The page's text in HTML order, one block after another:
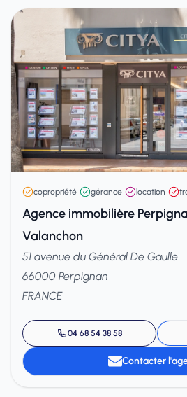
copropriété gérance location
Agence immobilière
Valanchon
51 avenue du Général De Gaulle
66000 Perpignan
FRANCE
04 68 54 38 58
Contacter